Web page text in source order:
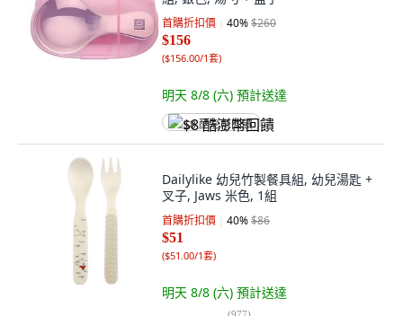
首購折扣價 40%$260
$156
($156.00/1套)
明天 8/8 (六) 預計送達
$8 酷澎幣回饋
Dailylike 幼兒竹製餐具組, 幼兒湯匙 +
叉子, Jaws 米色, 1組
首購折扣價 40%$86
$51
($51.00/1套)
明天 8/8 (六) 預計送達
(977)